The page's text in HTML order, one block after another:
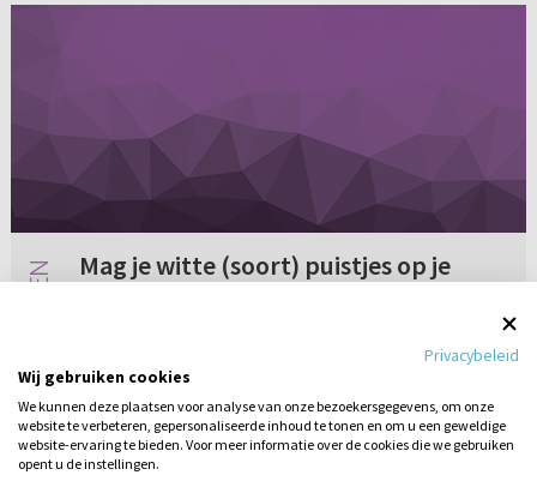
Mag je witte (soort) puistjes op je
borsten uitknijpen?
Mag je witte (soort) puistjes op je borsten
uitknijpen?
Geen reacties 15-06-2007
Privacybeleid
Wij gebruiken cookies
We kunnen deze plaatsen voor analyse van onze bezoekersgegevens, om onze
website te verbeteren, gepersonaliseerde inhoud te tonen en om u een geweldige
website-ervaring te bieden. Voor meer informatie over de cookies die we gebruiken
opent u de instellingen.